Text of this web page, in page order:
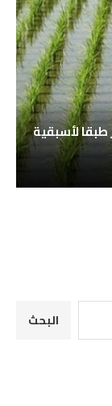
طبقا لأسبقية
البحث